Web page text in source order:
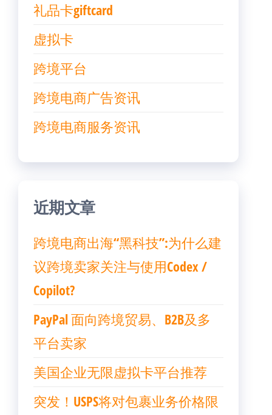
礼品卡giftcard
虚拟卡
跨境平台
跨境电商广告资讯
跨境电商服务资讯
近期文章
跨境电商出海“黑科技”:为什么建
议跨境卖家关注与使用Codex /
Copilot?
PayPal 面向跨境贸易、B2B及多
平台卖家
美国企业无限虚拟卡平台推荐
突发！USPS将对包裹业务价格限